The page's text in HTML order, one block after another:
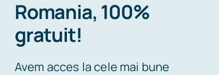
Vezi Scorul Fico
Despre noi
Romania, 100%
gratuit!
Avem acces la cele mai bune